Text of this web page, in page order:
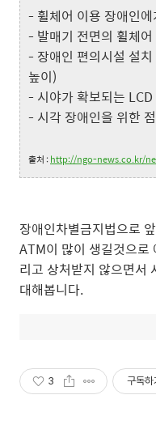
- 휠체어 이용 장애인
- 발매기 전면의 휠체
- 장애인 편의시설 설
높이)
- 시야가 확보되는
- 시각 장애인을 위한
출처 :http://ngo-news.co.kr/
장애인차별금지법으로
ATM이 많이 생길것으로
리고 상처받지 않으면서
대해봅니다.
3 구독하